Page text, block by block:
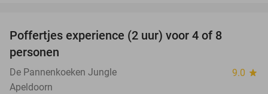
Poffertjes experience (2 uur) voor 4 of 8
personen
De Pannenkoeken Jungle 9.0 star
Apeldoorn